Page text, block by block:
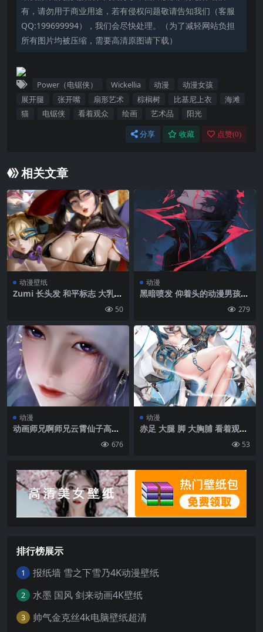
有，请勿用于商业用途，若有侵权问题敬请告知我们（客服
QQ:199699994），我们会尽快处理。（为了减轻网站负担
所有图片均被压缩，需要高清原图请下载）
Power（电锯侠） Wickellia 动漫
动漫女孩
展开腿
张开嘴 扇形艺术 棕榈树 比基尼上衣
海滩
猫
电锯侠 看着观众 绘画 艺术品 阳光
分享 收藏 点赞(0)
相关文章
动漫壁纸
Zumi 长头发 和平标志 大乳房
尔(源的影响) 源影响 北斗(源
眼罩| 3840 x2160
50
动漫
黑暗喷发 仰着头的动漫男孩手
279
动漫
动画师兄啊师兄云霄仙子高清
676
动漫
赤足 大腿 脚 大胸脯 看着观众
唇 脚底 梅莱 长发 绿松石眼睛
发饰 花 樱花 中国服装 头发里
的花 大腿带 短袖 珍珠项链|1
500×2370
53
排行榜展示
1 报纸墙 雪之下雪乃4K动漫壁纸
2 水墨 国风 剑来动画4K壁纸
3 帅气金克丝4k电脑壁纸超清